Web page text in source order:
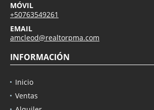
MÓVIL
+50763549261
EMAIL
amcleod@realtorpma.com
INFORMACIÓN
Inicio
Ventas